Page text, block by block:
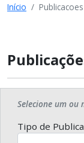
Início Publicacoes
Selecione um ou
Tipo de